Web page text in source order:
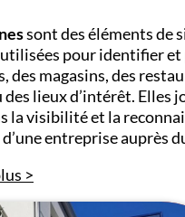
sont des éléments de
pour identifier
des magasins, des
des lieux d’intérêt. Elles
la visibilité et la
entreprise auprès